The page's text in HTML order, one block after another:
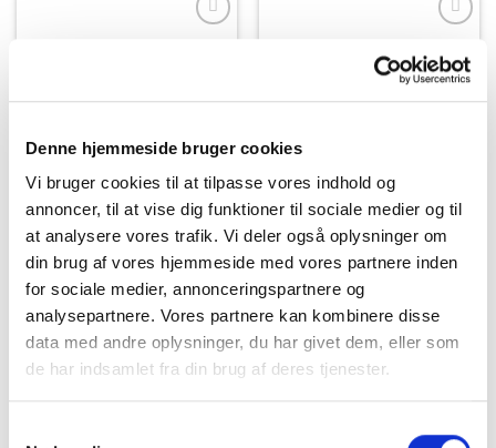
Denne hjemmeside bruger cookies
Vi bruger cookies til at tilpasse vores indhold og
annoncer, til at vise dig funktioner til sociale medier og til
at analysere vores trafik. Vi deler også oplysninger om
din brug af vores hjemmeside med vores partnere inden
for sociale medier, annonceringspartnere og
analysepartnere. Vores partnere kan kombinere disse
data med andre oplysninger, du har givet dem, eller som
de har indsamlet fra din brug af deres tjenester.